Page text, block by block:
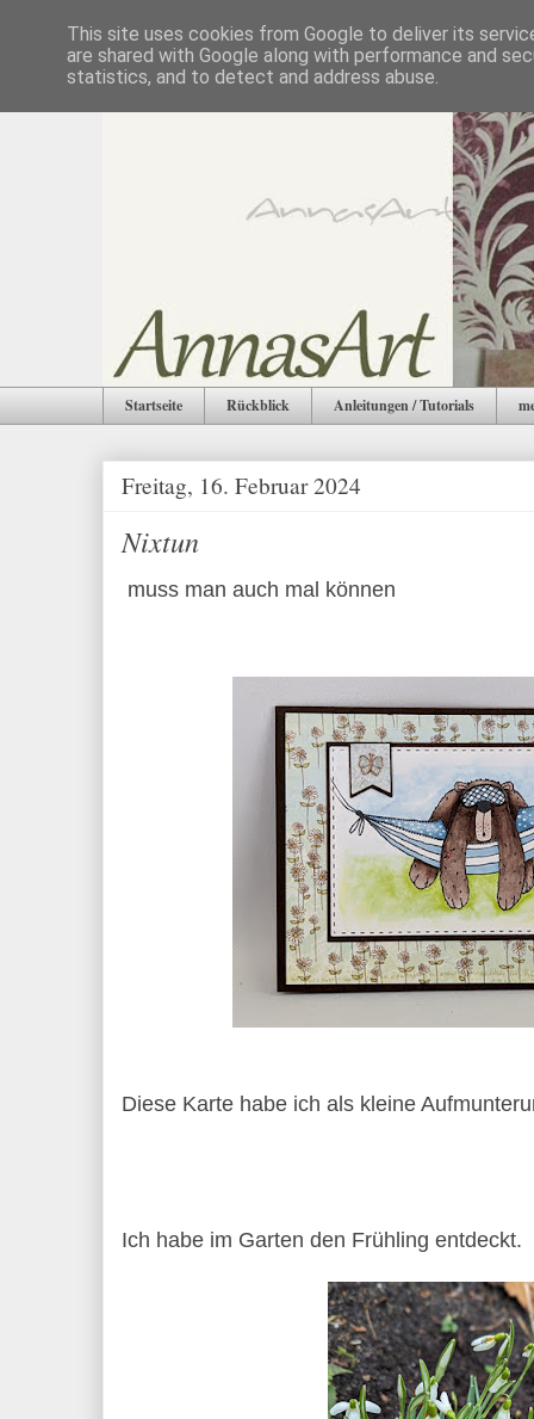
Startseite Rückblick Anleitungen / Tutorials
Freitag, 16. Februar 2024
Nixtun
muss man auch mal können
Diese Karte habe ich als kleine
Ich habe im Garten den Frühling entdeckt.
This site uses cookies from Google to deliver its
are shared with Google along with performance and
statistics, and to detect and address abuse.